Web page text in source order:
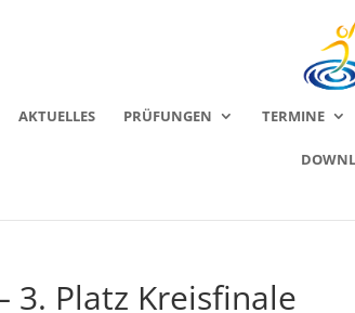
AKTUELLES PRÜFUNGEN TERMINE
3. Platz Kreisfinale